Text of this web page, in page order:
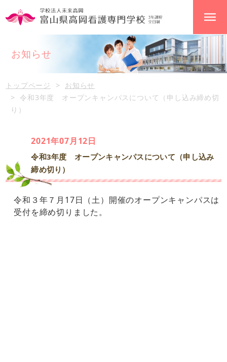
お知らせ
トップページ
お知らせ
令和3年度 オープンキャンパスについて（申し込み締め切
り）
2021年07月12日
令和3年度 オープンキャンパスについて（申し込み
締め切り）
令和３年７月17日（土）開催のオープンキャンパスは
受付を締め切りました。